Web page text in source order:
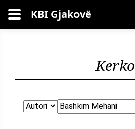
Kërko KBI Gjakovë
Kerko